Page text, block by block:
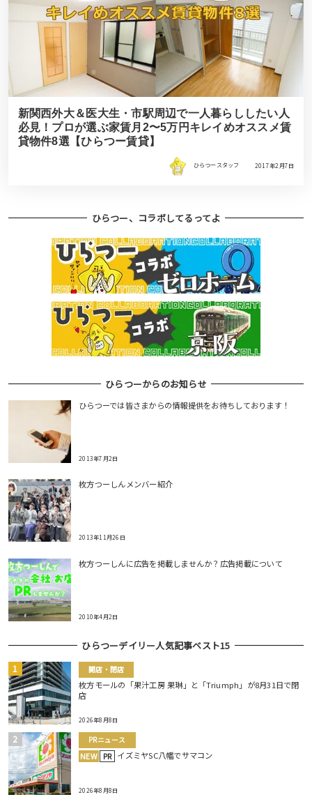
新関西外大＆医大生・市駅周辺で一人暮らししたい人
必見！プロが選ぶ家賃月2〜5万円キレイめオススメ賃
貸物件8選【ひらつー賃貸】
ひらつースタッフ 2017年2月7日
ひらつー、コラボしてるってよ
ひらつーからのお知らせ
ひらつーでは皆さまからの情報提供をお待ちしております！
2013年7月2日
枚方つーしんメンバー紹介
2013年11月26日
枚方つーしんに広告を掲載しませんか？広告掲載について
2010年4月2日
ひらつーデイリー人気記事ベスト15
開店・閉店
枚方モールの「果汁工房 果琳」と「Triumph」が8月31日で閉
店
2026年8月8日
PRニュース
NEW PR イズミヤSC八幡でサマコン
2026年8月8日